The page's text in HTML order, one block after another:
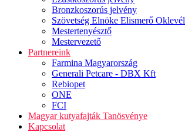
Bronzkoszorús jelvény
Szövetség Elnöke Elismerő Oklevél
Mestertenyésztő
Mestervezető
Partnereink
Farmina Magyarország
Generali Petcare - DBX Kft
Rebiopet
ONE
FCI
Magyar kutyafajták Tanösvénye
Kapcsolat